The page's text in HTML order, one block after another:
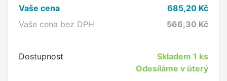
Vaše cena
685,20 Kč
Vaše cena bez DPH
566,30 Kč
Dostupnost Skladem1 ks
Odesíláme v úterý